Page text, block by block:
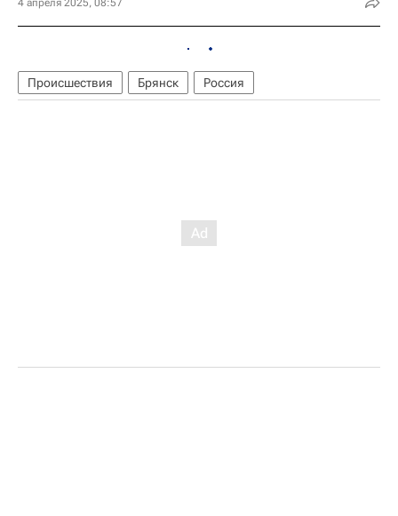
Происшествия Брянск Россия